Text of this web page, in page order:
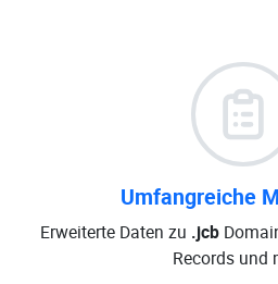
Umfangreiche
Erweiterte Daten zu .jcb
Records und